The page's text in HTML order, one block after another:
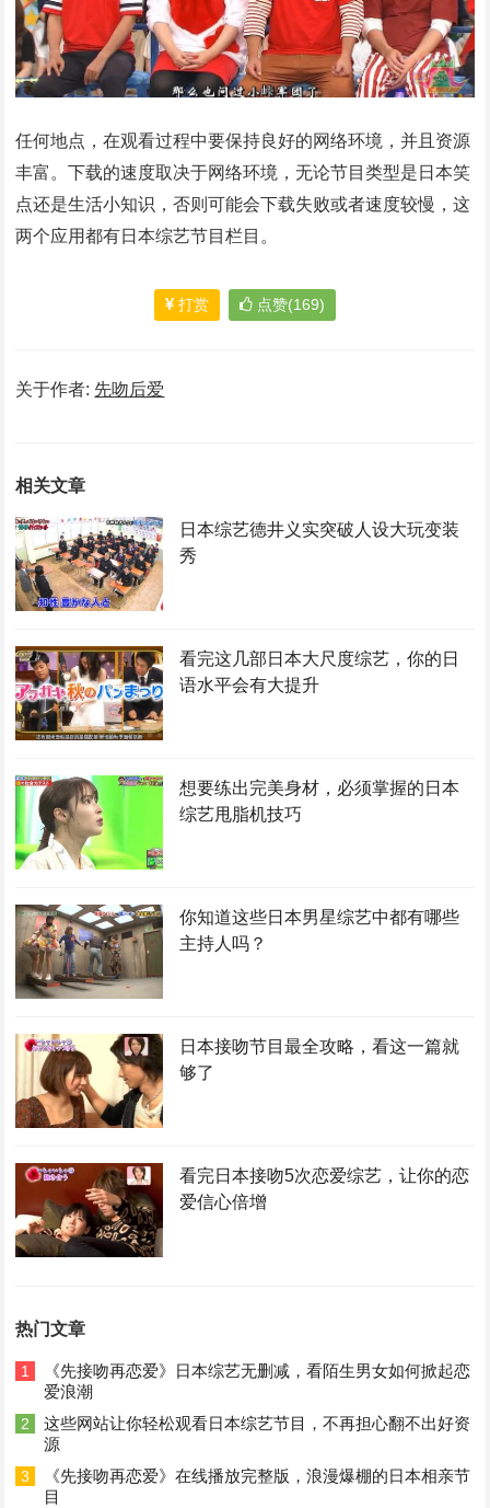
任何地点，在观看过程中要保持良好的网络环境，并且资源
丰富。下载的速度取决于网络环境，无论节目类型是日本笑
点还是生活小知识，否则可能会下载失败或者速度较慢，这
两个应用都有日本综艺节目栏目。
打赏 点赞(169)
关于作者: 先吻后爱
相关文章
日本综艺德井义实突破人设大玩变装
秀
看完这几部日本大尺度综艺，你的日
语水平会有大提升
想要练出完美身材，必须掌握的日本
综艺甩脂机技巧
你知道这些日本男星综艺中都有哪些
主持人吗？
日本接吻节目最全攻略，看这一篇就
够了
看完日本接吻5次恋爱综艺，让你的恋
爱信心倍增
热门文章
1
《先接吻再恋爱》日本综艺无删减，看陌生男女如何掀起恋
爱浪潮
2
这些网站让你轻松观看日本综艺节目，不再担心翻不出好资
源
3
《先接吻再恋爱》在线播放完整版，浪漫爆棚的日本相亲节
目